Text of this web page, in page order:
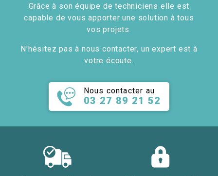
Grâce à son équipe de techniciens elle est
capable de vous apporter une solution à tous
vos projets.
N'hésitez pas à nous contacter, un expert est à
votre écoute.
Nous contacter au
03 27 89 21 52